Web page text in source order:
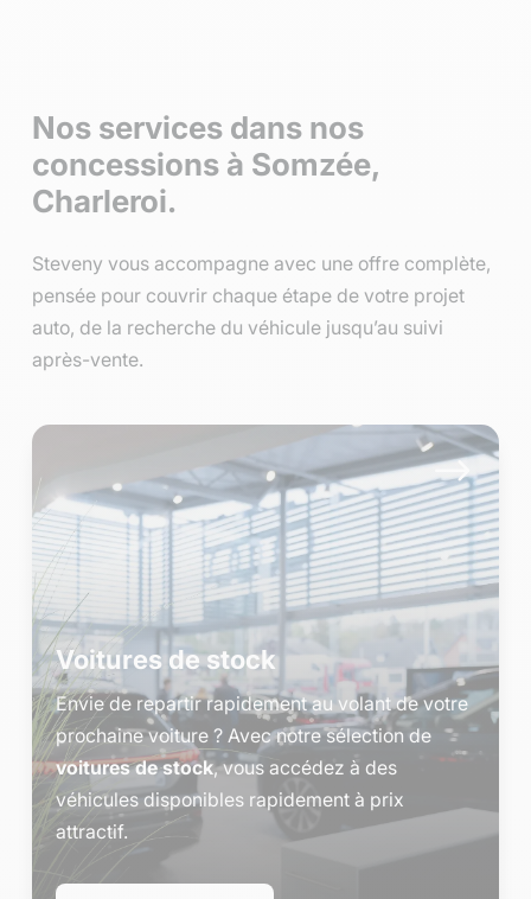
Nos services dans nos
concessions à Somzée,
Charleroi.
Steveny vous accompagne avec une offre complète,
pensée pour couvrir chaque étape de votre projet
auto, de la recherche du véhicule jusqu’au suivi
après-vente.
$
Voitures de stock
Envie de repartir rapidement au volant de votre
prochaine voiture ? Avec notre sélection de
voitures de stock, vous accédez à des
véhicules disponibles rapidement à prix
attractif.